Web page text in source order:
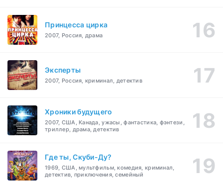
Принцесса цирка
2007, Россия, драма
Эксперты
2007, Россия, криминал, детектив
Хроники будущего
2007, США, Канада, ужасы, фантастика, фэнтези,
триллер, драма, детектив
Где ты, Скуби-Ду?
1969, США, мультфильм, комедия, криминал,
детектив, приключения, семейный